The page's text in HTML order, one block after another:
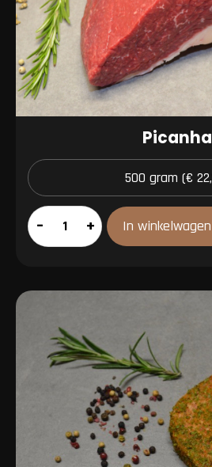
Picanha
Picanha
aantal
– + In winkelwagen